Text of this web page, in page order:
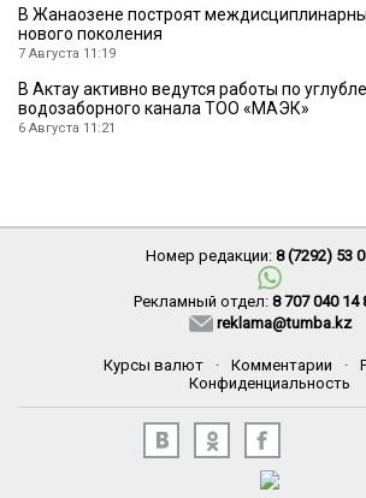
В Жанаозене построят
нового поколения
7 Августа 11:19
В Актау активно ведутся работы по
водозаборного канала ТОО «МАЭК»
6 Августа 11:21
Номер редакции: 8 (7292) 53
Рекламный отдел: 8 707 040 14
reklama@tumba.kz
Курсы валют · Комментарии ·
Конфиденциальность